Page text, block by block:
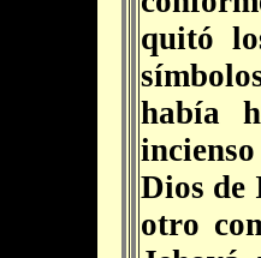
quitó
había
Dios de
otro